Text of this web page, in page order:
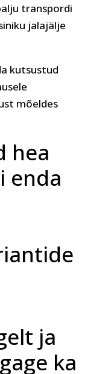
transpordi
jalajälje
kutsustud
mõeldes
hea
enda
ja
ka